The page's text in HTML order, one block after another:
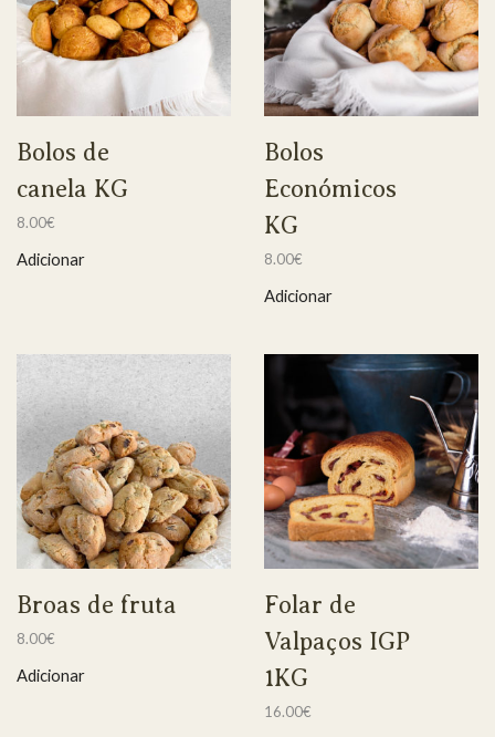
Bolos de
canela KG
8.00€
Adicionar
Bolos
Económicos
KG
8.00€
Adicionar
Broas de fruta
8.00€
Adicionar
Folar de
Valpaços IGP
1KG
16.00€